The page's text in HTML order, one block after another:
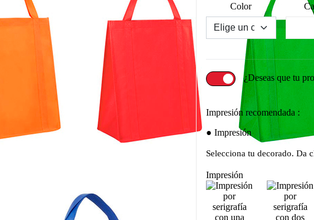
Color
¿Deseas que tu
Impresión recomendada :
Impresión
Selecciona tu decorado. Da
Impresión